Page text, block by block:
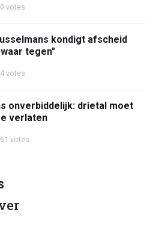
votes
kondigt afscheid
tegen"
votes
onverbiddelijk: drietal moet
verlaten
votes